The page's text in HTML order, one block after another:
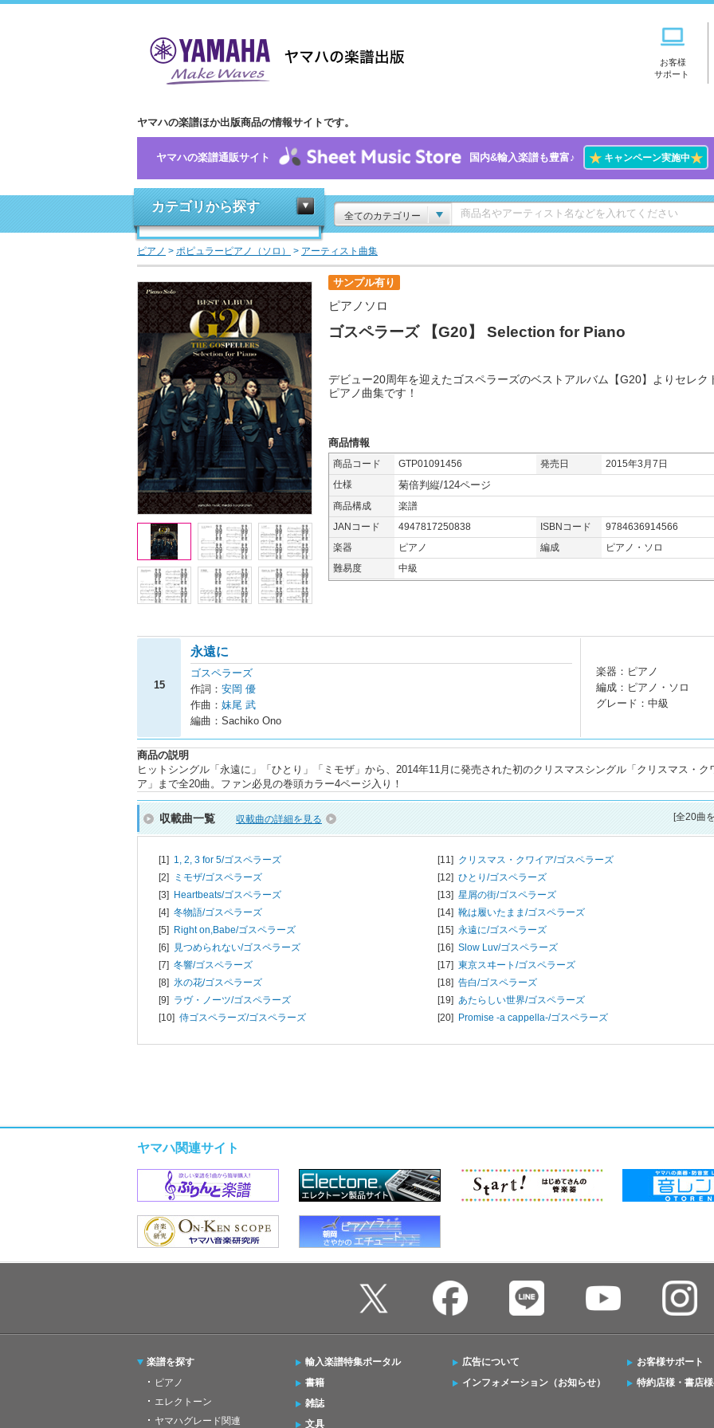
お客様
サポート
ヤマハの楽譜ほか出版商品の情報サイトです。
ヤマハの楽譜通販サイト 国内&輸入楽譜も豊富♪ ★キャンペーン実施中★
カテゴリから探す
全てのカテゴリー
ピアノ > ポピュラーピアノ（ソロ） > アーティスト曲集
サンプル有り
ピアノソロ
ゴスペラーズ 【G20】 Selection for Piano
デビュー20周年を迎えたゴスペラーズのベストアルバム【G20】よりセレク
ピアノ曲集です！
商品情報
商品コード GTP01091456 発売日
2015年3月7日
仕様
菊倍判縦/124ページ
商品構成
楽譜
JANコード
4947817250838 ISBNコード
9784636914566
楽器
ピアノ 編成
ピアノ・ソロ
難易度
中級
15
永遠に
ゴスペラーズ
作詞： 安岡 優
作曲： 妹尾 武
編曲：Sachiko Ono
楽器：ピアノ
編成：ピアノ・ソロ
グレード：中級
商品の説明
ヒットシングル「永遠に」「ひとり」「ミモザ」から、2014年11月に発売された初のクリスマスシングル「クリスマス・ク
ア」まで全20曲。ファン必見の巻頭カラー4ページ入り！
収載曲一覧 収載曲の詳細を見る [全20曲
[1] 1, 2, 3 for 5/ゴスペラーズ
[2]
ミモザ/ゴスペラーズ
[3] Heartbeats/ゴスペラーズ
[4] 冬物語/ゴスペラーズ
[5] Right on,Babe/ゴスペラーズ
[6] 見つめられない/ゴスペラーズ
[7] 冬響/ゴスペラーズ
[8] 氷の花/ゴスペラーズ
[9] ラヴ・ノーツ/ゴスペラーズ
[10] 侍ゴスペラーズ/ゴスペラーズ
[11] クリスマス・クワイア/ゴスペラーズ
[12] ひとり/ゴスペラーズ
[13] 星屑の街/ゴスペラーズ
[14] 靴は履いたまま/ゴスペラーズ
[15] 永遠に/ゴスペラーズ
[16] Slow Luv/ゴスペラーズ
[17] 東京スヰート/ゴスペラーズ
[18] 告白/ゴスペラーズ
[19] あたらしい世界/ゴスペラーズ
[20] Promise -a cappella-/ゴスペラーズ
ヤマハ関連サイト
楽譜を探す
ピアノ
エレクトーン
ヤマハグレード関連
輸入楽譜特集ポータル
書籍
雑誌
文具
広告について
インフォメーション（お知らせ）
お客様サポート
特約店様・書店